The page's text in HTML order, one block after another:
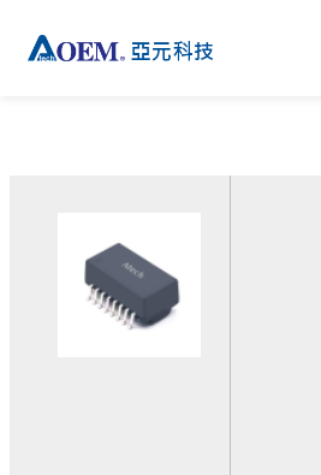
關於亞元
活動
功率變壓器
訊號變壓器
解決方案
磁性元件應用
通訊解決方案
絕緣系統
AC-DC 電源供應器
產品支援
下載專區
客製化服務
關於亞元
活動
公司資訊
關於亞元
投資人關係